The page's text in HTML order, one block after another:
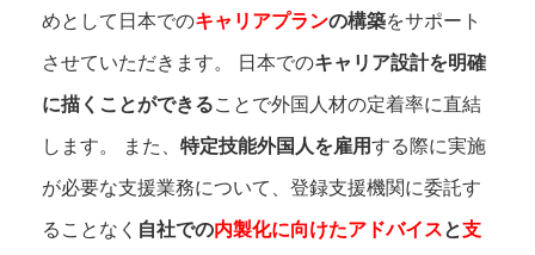
めとして日本でのキャリアプランの構築をサポート
させていただきます。 日本でのキャリア設計を明確
に描くことができることで外国人材の定着率に直結
します。 また、 特定技能外国人を雇用する際に実施
が必要な支援業務について、登録支援機関に委託す
ることなく 自社での内製化に向けたアドバイスと支